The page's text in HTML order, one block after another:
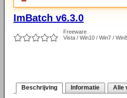
ImBatch v6.3.0
Freeware
Vista / Win10 / Win7 /
Beschrijving Informatie Alle